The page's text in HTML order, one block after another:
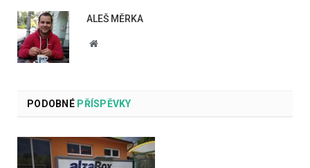
ALEŠ MĚRKA
Website
PODOBNÉPŘÍSPĚVKY